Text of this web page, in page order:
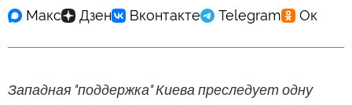
Западная "поддержка" Киева преследует одну